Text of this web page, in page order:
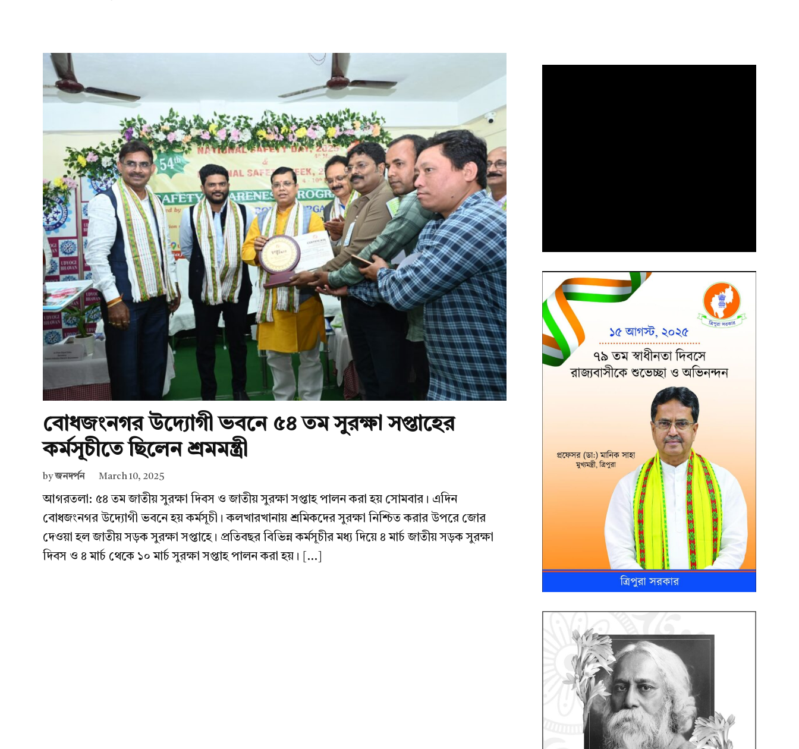
বোধজংনগর উদ্যোগী ভবনে ৫৪ তম সুরক্ষা সপ্তাহের
কর্মসূচীতে ছিলেন শ্রমমন্ত্রী
byজনদর্পন March 10, 2025
আগরতলা: ৫৪ তম জাতীয় সুরক্ষা দিবস ও জাতীয় সুরক্ষা সপ্তাহ পালন করা হয় সোমবার। এদিন
বোধজংনগর উদ্যোগী ভবনে হয় কর্মসূচী। কলখারখানায় শ্রমিকদের সুরক্ষা নিশ্চিত করার উপরে জোর
দেওয়া হল জাতীয় সড়ক সুরক্ষা সপ্তাহে। প্রতিবছর বিভিন্ন কর্মসূচীর মধ্য দিয়ে ৪ মার্চ জাতীয় সড়ক সুরক্ষা
দিবস ও ৪ মার্চ থেকে ১০ মার্চ সুরক্ষা সপ্তাহ পালন করা হয়। […]